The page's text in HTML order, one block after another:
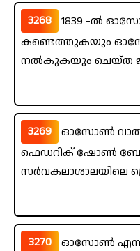
3268
1839 -ൽ
കണ്ടെത്തുകയും
നൽകുകയും ചെയ്ത
3269
ഓസോൺ വാതകം
ഫെഡറിക് ഷോൺ
സർവകലാശാലയിലെ
3270
ഓസോൺ എന്ന